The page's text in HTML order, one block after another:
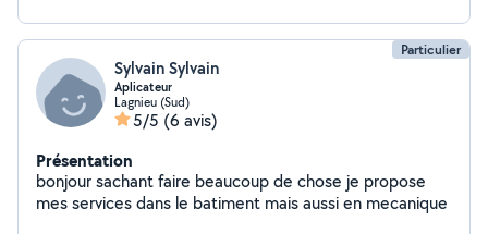
Particulier
Sylvain Sylvain
Aplicateur
Lagnieu (Sud)
5/5 (6 avis)
Présentation
bonjour sachant faire beaucoup de chose je propose
mes services dans le batiment mais aussi en mecanique